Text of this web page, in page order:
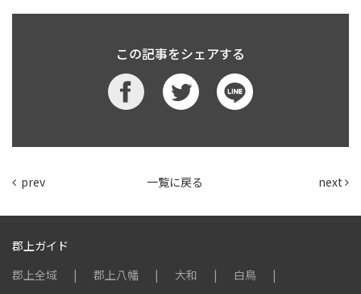
この記事をシェアする
prev 一覧に戻る next
郡上ガイド
郡上全域
郡上八幡 大和
白鳥